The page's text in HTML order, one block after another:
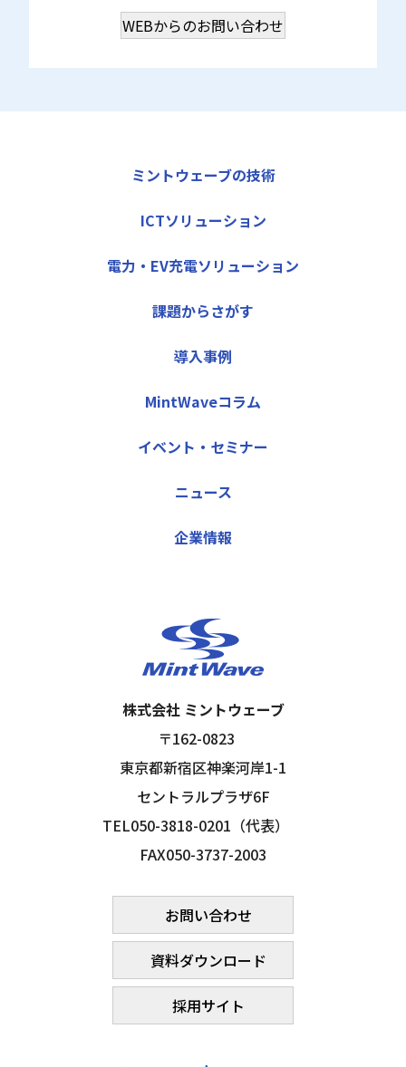
WEBからのお問い合わせ
ミントウェーブの技術
ICTソリューション
電力・EV充電ソリューション
課題からさがす
導入事例
MintWaveコラム
イベント・セミナー
ニュース
企業情報
株式会社 ミントウェーブ
〒162-0823
東京都新宿区神楽河岸1-1
セントラルプラザ6F
TEL050-3818-0201（代表）
FAX050-3737-2003
お問い合わせ
資料ダウンロード
採用サイト